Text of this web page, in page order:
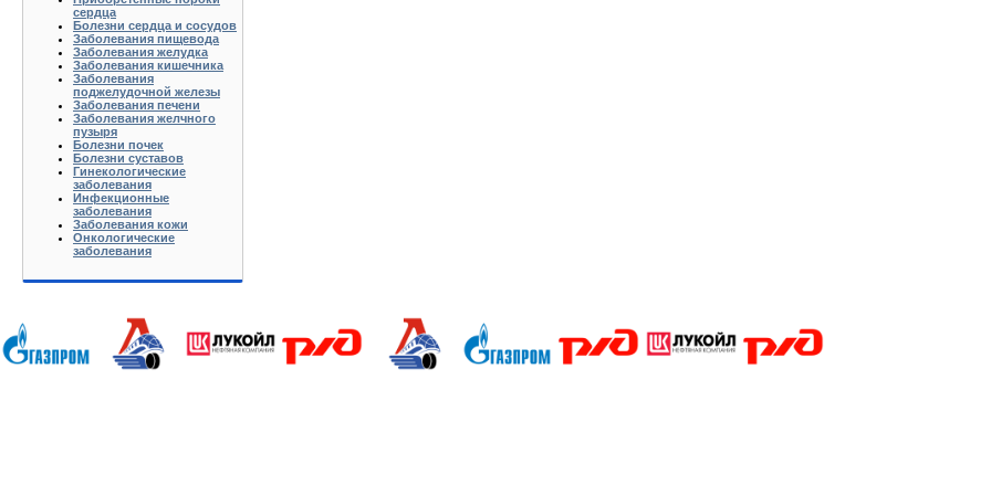
сердца
Болезни сердца и сосудов
Заболевания пищевода
Заболевания желудка
Заболевания кишечника
Заболевания
поджелудочной железы
Заболевания печени
Заболевания желчного
пузыря
Болезни почек
Болезни суставов
Гинекологические
заболевания
Инфекционные
заболевания
Заболевания кожи
Онкологические
заболевания